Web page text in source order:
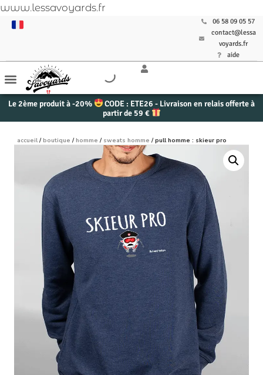
www.lessavoyards.fr
06 58 09 05 57
contact@lessa
voyards.fr
aide
Le 2ème produit à -20%
CODE : ETE26 - Livraison en relais offerte à
partir de 59 €
accueil / boutique / homme / sweats homme / pull homme : skieur pro